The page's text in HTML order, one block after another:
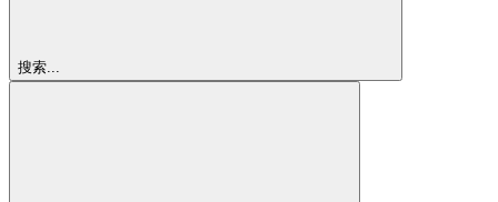
搜索...